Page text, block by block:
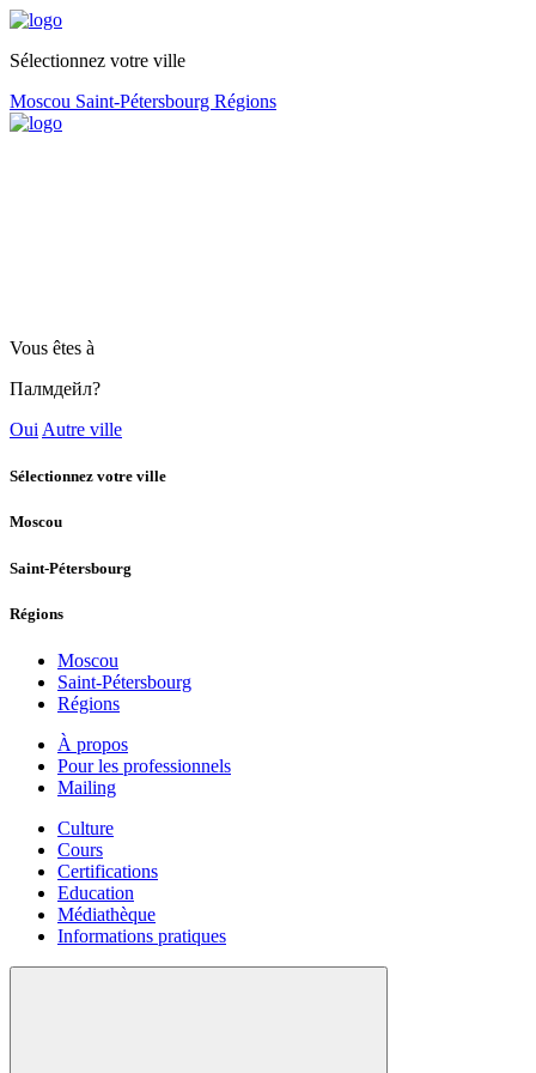
Sélectionnez votre ville
Moscou Saint-Pétersbourg Régions
Vous êtes à
Палмдейл?
Oui Autre ville
Sélectionnez votre ville
Moscou
Saint-Pétersbourg
Régions
Moscou
Saint-Pétersbourg
Régions
À propos
Pour les professionnels
Mailing
Culture
Cours
Certifications
Education
Médiathèque
Informations pratiques